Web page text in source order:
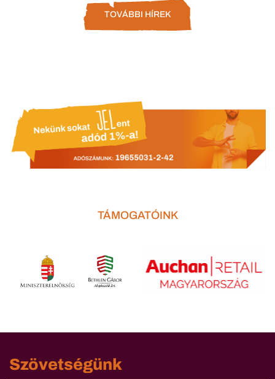
TOVÁBBI HÍREK
TÁMOGATÓINK
Szövetségünk